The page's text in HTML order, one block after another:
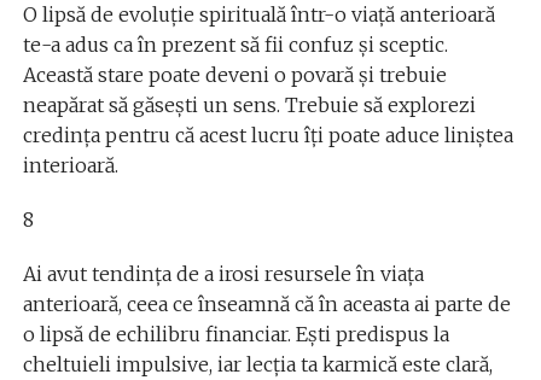
O lipsă de evoluție spirituală într-o viață anterioară
te-a adus ca în prezent să fii confuz și sceptic.
Această stare poate deveni o povară și trebuie
neapărat să găsești un sens. Trebuie să explorezi
credința pentru că acest lucru îți poate aduce liniștea
interioară.
8
Ai avut tendința de a irosi resursele în viața
anterioară, ceea ce înseamnă că în aceasta ai parte de
o lipsă de echilibru financiar. Ești predispus la
cheltuieli impulsive, iar lecția ta karmică este clară,